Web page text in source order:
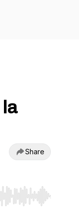
Share
or end. Hold